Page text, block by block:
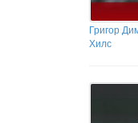
Григор
Хилс